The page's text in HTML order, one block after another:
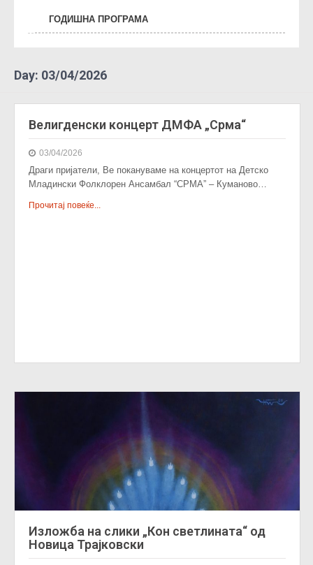
ГОДИШНА ПРОГРАМА
Day: 03/04/2026
Велигденски концерт ДМФА „Срма“
03/04/2026
Драги пријатели, Ве покануваме на концертот на Детско
Младински Фолклорен Ансамбал “СРМА” – Куманово…
Прочитај повеќе...
Изложба на слики „Кон светлината“ од
Новица Трајковски